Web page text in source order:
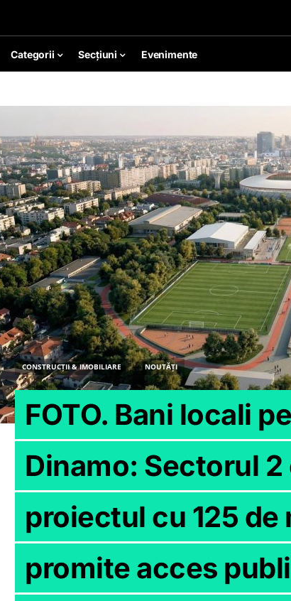
Categorii Secțiuni Evenimente
CONSTRUCȚII & IMOBILIARE NOUTĂȚI
FOTO. Bani locali
Dinamo: Sectorul
proiectul cu 125 de
promite acces